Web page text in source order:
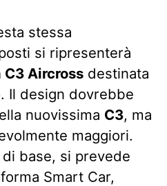
stessa
si ripresenterà
C3 Aircross destinata
Il design dovrebbe
nuovissima C3, ma
maggiori.
base, si prevede
Smart Car,